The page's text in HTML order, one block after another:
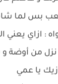
بس لما
: ازاي يعني
من أوضة
يا عمي